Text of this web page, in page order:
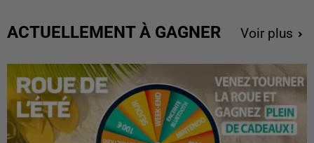
ACTUELLEMENT À GAGNER Voir plus